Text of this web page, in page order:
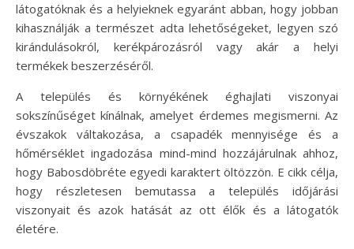
látogatóknak és a helyieknek egyaránt abban, hogy jobban
kihasználják a természet adta lehetőségeket, legyen szó
kirándulásokról, kerékpározásról vagy akár a helyi
termékek beszerzéséről.
A település és környékének éghajlati viszonyai
sokszínűséget kínálnak, amelyet érdemes megismerni. Az
évszakok váltakozása, a csapadék mennyisége és a
hőmérséklet ingadozása mind-mind hozzájárulnak ahhoz,
hogy Babosdöbréte egyedi karaktert öltözzön. E cikk célja,
hogy részletesen bemutassa a település időjárási
viszonyait és azok hatását az ott élők és a látogatók
életére.